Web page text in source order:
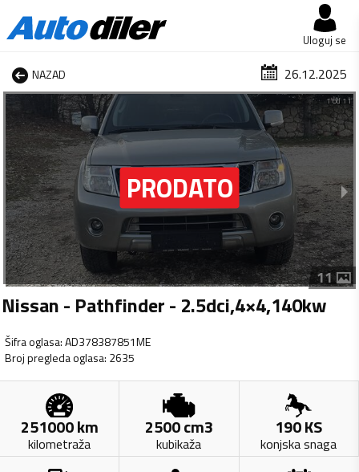
Uloguj se
NAZAD 26.12.2025
1 od 11
11
Nissan - Pathfinder - 2.5dci,4×4,140kw
Šifra oglasa:AD378387851ME
Broj pregleda oglasa: 2635
251000km
kilometraža
2500cm3
kubikaža
190KS
konjska snaga